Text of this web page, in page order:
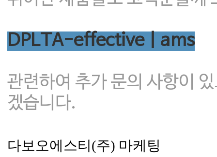
DPLTA-effective | ams
관련하여 추가 문의 사항이
겠습니다.
다보오에스티(주) 마케팅